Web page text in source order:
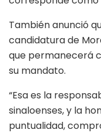
También anunció
candidatura de
que permanecerá
su mandato.
“Esa es la
sinaloenses, y la
puntualidad,